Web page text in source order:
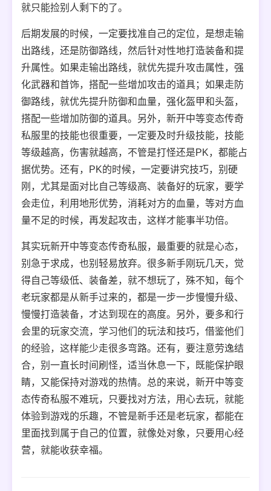
就只能捡别人剩下的了。
后期发展的时候，一定要找准自己的定位，是想走输
出路线，还是防御路线，然后针对性地打造装备和提
升属性。如果走输出路线，就优先提升攻击属性，强
化武器和首饰，搭配一些增加攻击的道具；如果走防
御路线，就优先提升防御和血量，强化盔甲和头盔，
搭配一些增加防御的道具。另外，新开中等变态传奇
私服里的技能也很重要，一定要及时升级技能，技能
等级越高，伤害就越高，不管是打怪还是PK，都能占
据优势。还有，PK的时候，一定要讲究技巧，别硬
刚，尤其是面对比自己等级高、装备好的玩家，要学
会走位，利用地形优势，消耗对方的血量，等对方血
量不足的时候，再发起攻击，这样才能事半功倍。
其实玩新开中等变态传奇私服，最重要的就是心态，
别急于求成，也别轻易放弃。很多新手刚玩几天，觉
得自己等级低、装备差，就不想玩了，殊不知，每个
老玩家都是从新手过来的，都是一步一步慢慢升级、
慢慢打造装备，才达到现在的高度。另外，要多和行
会里的玩家交流，学习他们的玩法和技巧，借鉴他们
的经验，这样能少走很多弯路。还有，要注意劳逸结
合，别一直长时间刷怪，适当休息一下，既能保护眼
睛，又能保持对游戏的热情。总的来说，新开中等变
态传奇私服不难玩，只要找对方法，用心去玩，就能
体验到游戏的乐趣，不管是新手还是老玩家，都能在
里面找到属于自己的位置，就像处对象，只要用心经
营，就能收获幸福。